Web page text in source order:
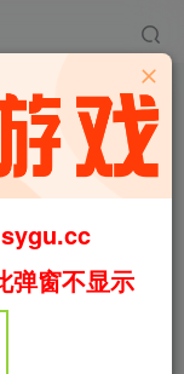
speed
弹窗不显示